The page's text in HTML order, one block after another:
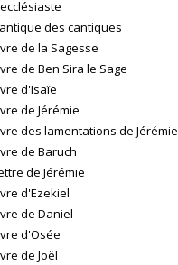
des cantiques
de la Sagesse
de Ben Sira le Sage
d'Isaïe
de Jérémie
des lamentations de Jérémie
de Baruch
de Jérémie
d'Ezekiel
de Daniel
d'Osée
de Joël